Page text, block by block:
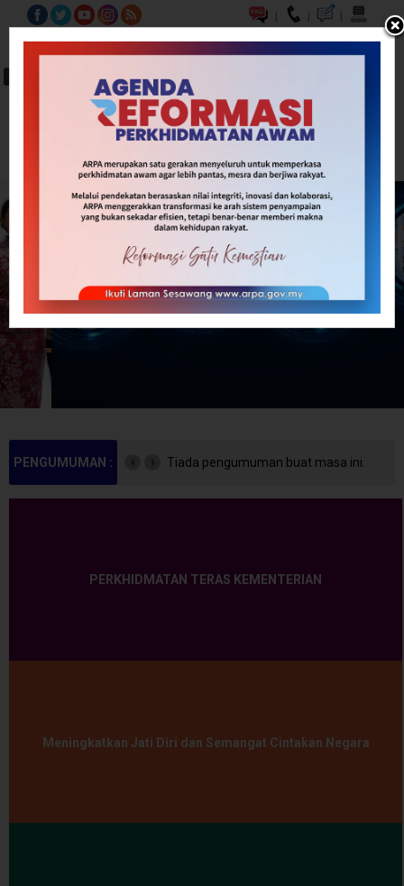
| | |
A- A A+ BM EN
PENGUMUMAN : Tiada pengumuman buat masa ini.
PERKHIDMATAN TERAS KEMENTERIAN
Meningkatkan Jati Diri dan Semangat Cintakan Negara